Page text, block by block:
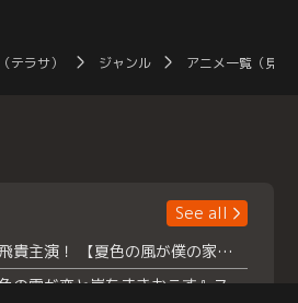
テラサ） ジャンル アニメ一覧（見放
See all
浮所飛貴主演！ 【夏色の風が僕の家にやってきた】 本日よりテラサで独占配信スタート！
『夏色の雲が恋と嵐をまきおこす』スペシャルメイキング 【Part1】2026年７月18日（土）23時30分～配信スタート！話題のシーンの裏側を大公開！豪華キャスト大集合！ 『武宮家 真夏の家族会議』開催！